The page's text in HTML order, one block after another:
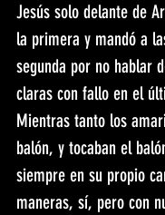
Jesús solo delante de
la primera y mandó a
segunda por no hablar
claras con fallo en el
Mientras tanto los
balón, y tocaban el
siempre en su propio
maneras, sí, pero con